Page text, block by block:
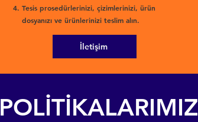
Tesis prosedürlerinizi, çizimlerinizi, ürün
dosyanızı ve ürünlerinizi teslim alın.
İletişim
POLİTİKALARIMIZ